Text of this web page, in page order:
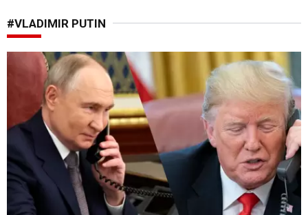
#VLADIMIR PUTIN
Acuerdo de paz en Oriente Medio